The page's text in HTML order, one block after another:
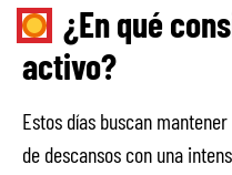
¿En qué
activo?
Estos días buscan
de descansos con una